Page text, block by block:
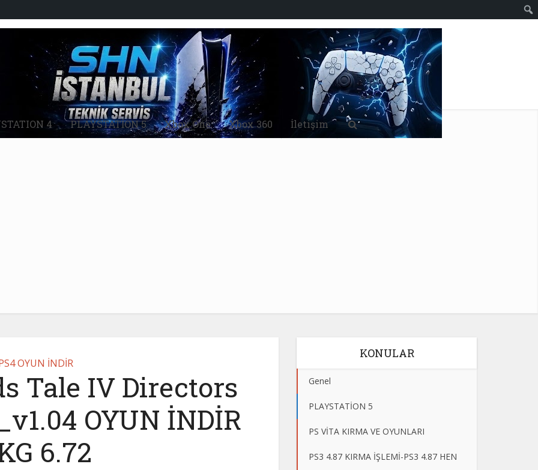
4 PLAYSTATİON 5 Xbox One Xbox 360 İletişim
OYUN İNDİR
Tale IV Directors
OYUN İNDİR
6.72
KONULAR
Genel
PLAYSTATİON 5
PS VİTA KIRMA VE OYUNLARI
PS3 4.87 KIRMA İŞLEMİ-PS3 4.87 HEN